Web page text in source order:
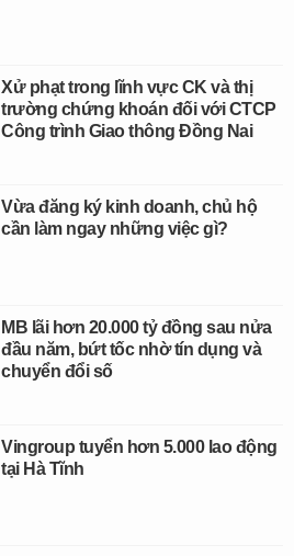
Xử phạt trong lĩnh vực CK và thị
trường chứng khoán đối với CTCP
Công trình Giao thông Đồng Nai
Vừa đăng ký kinh doanh, chủ hộ
cần làm ngay những việc gì?
MB lãi hơn 20.000 tỷ đồng sau nửa
đầu năm, bứt tốc nhờ tín dụng và
chuyển đổi số
Vingroup tuyển hơn 5.000 lao động
tại Hà Tĩnh